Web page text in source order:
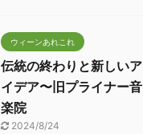
ウィーンあれこれ
伝統の終わりと新しいア
イデア〜旧プライナー音
楽院
2024/8/24